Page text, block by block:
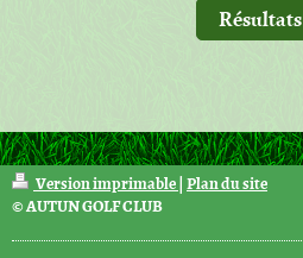
Résultats
Version imprimable|Plan du site
© AUTUN GOLF CLUB